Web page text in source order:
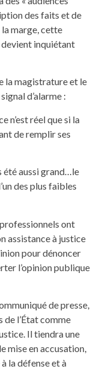
des faits et de
la marge, cette
inquiétant
la magistrature et le
d’alarme :
n’est réel que si la
de remplir ses
été aussi grand…le
des plus faibles
ont
assistance à justice
pour dénoncer
l’opinion publique
de presse,
de l’État comme
Il tiendra une
mise en accusation,
la défense et à